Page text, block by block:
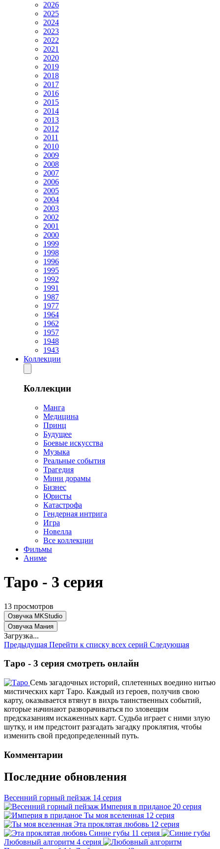
2026
2025
2024
2023
2022
2021
2020
2019
2018
2017
2016
2015
2014
2013
2012
2011
2010
2009
2008
2007
2006
2005
2004
2003
2002
2001
2000
1999
1998
1996
1995
1992
1991
1987
1977
1964
1962
1957
1948
1943
Коллекции
Коллекции
Манга
Медицина
Принц
Будущее
Боевые искусства
Музыка
Реальные события
Трагедия
Мини дорамы
Бизнес
Юристы
Катастрофа
Гендерная интрига
Игра
Новелла
Все коллекции
Фильмы
Аниме
Таро - 3 серия
13 просмотров
Озвучка MKStudio
Озвучка Мания
Загрузка...
Предыдущая Перейти к списку всех серий Следующая
Таро - 3 серия смотреть онлайн
Семь загадочных историй, сплетенных воедино нитью
мистических карт Таро. Каждый из героев, получив свою
карту, оказывается втянут в вихрь таинственных событий,
которые начинают разворачиваться по зловещим
предсказаниям искаженных карт. Судьба играет с ними злую
шутку, и им предстоит разгадать загадку проклятия, чтобы
изменить свой предопределенный путь.
Комментарии
Последние обновления
Весенний горный пейзаж 14 серия
Империя в приданое 20 серия
Ты моя вселенная 12 серия
Эта проклятая любовь 12 серия
Синие губы 11 серия
Любовный алгоритм 4 серия